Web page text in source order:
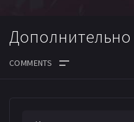
этой игре. Но сестра
Бхавану овладеть
Дополнительно